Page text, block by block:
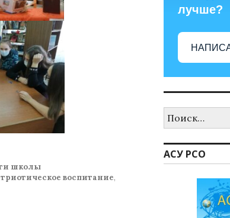
школы
воспитание,
лучше?
АСУ РСО